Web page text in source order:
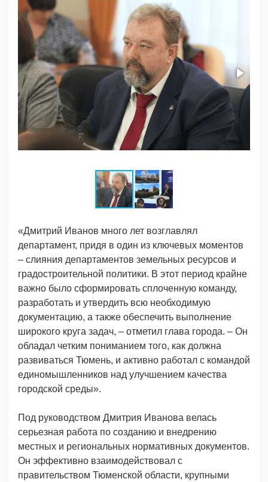
«Дмитрий Иванов много лет возглавлял
департамент, придя в один из ключевых моментов
– слияния департаментов земельных ресурсов и
градостроительной политики. В этот период крайне
важно было сформировать сплоченную команду,
разработать и утвердить всю необходимую
документацию, а также обеспечить выполнение
широкого круга задач, – отметил глава города. – Он
обладал четким пониманием того, как должна
развиваться Тюмень, и активно работал с командой
единомышленников над улучшением качества
городской среды».
Под руководством Дмитрия Иванова велась
серьезная работа по созданию и внедрению
местных и региональных нормативных документов.
Он эффективно взаимодействовал с
правительством Тюменской области, крупными